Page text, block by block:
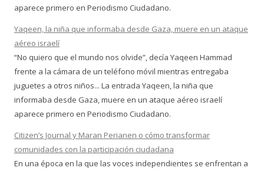
aparece primero en Periodismo Ciudadano.
Yaqeen, la niña que informaba desde Gaza, muere en un ataque
aéreo israelí
“No quiero que el mundo nos olvide”, decía Yaqeen Hammad
frente a la cámara de un teléfono móvil mientras entregaba
juguetes a otros niños... La entrada Yaqeen, la niña que
informaba desde Gaza, muere en un ataque aéreo israelí
aparece primero en Periodismo Ciudadano.
Citizen’s Journal y Maran Perianen o cómo transformar
comunidades con la participación ciudadana
En una época en la que las voces independientes se enfrentan a